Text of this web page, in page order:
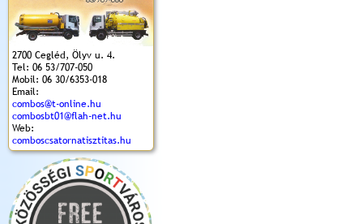
2700 Cegléd, Ölyv u. 4.
Tel: 06 53/707-050
Mobil: 06 30/6353-018
Email:
combos@t-online.hu
combosbt01@flah-net.hu
Web:
comboscsatornatisztitas.hu